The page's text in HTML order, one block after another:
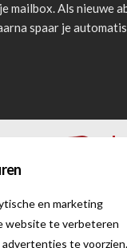
mailbox. Als nieuwe
spaar je
en marketing
website te verbeteren
advertenties te voorzien.